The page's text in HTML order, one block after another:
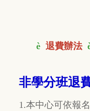
è 退費辦法
非學分班退
1.本中心可依報